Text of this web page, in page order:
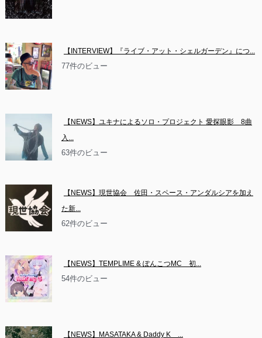
【INTERVIEW】『ライブ・アット・シェルガーデン』につ...
77件のビュー
【NEWS】ユキナによるソロ・プロジェクト 愛探眼影　8曲
入...
63件のビュー
【NEWS】現世協会　佐田・スペース・アンダルシアを加え
た新...
62件のビュー
【NEWS】TEMPLIME & ぽんこつMC　初...
54件のビュー
【NEWS】MASATAKA & Daddy K　...